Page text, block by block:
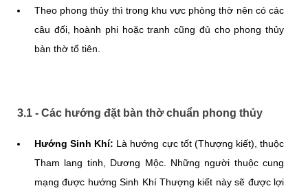
Theo phong thủy thì trong khu vực phòng thờ nên có các
câu đối, hoành phi hoặc tranh cũng đủ cho phong thủy
bàn thờ tổ tiên.
3.1 - Các hướng đặt bàn thờ chuẩn phong thủy
Hướng Sinh Khí: Là hướng cực tốt (Thượng kiết), thuộc
Tham lang tinh, Dương Mộc. Những người thuộc cung
mạng được hướng Sinh Khí Thượng kiết này sẽ được lợi